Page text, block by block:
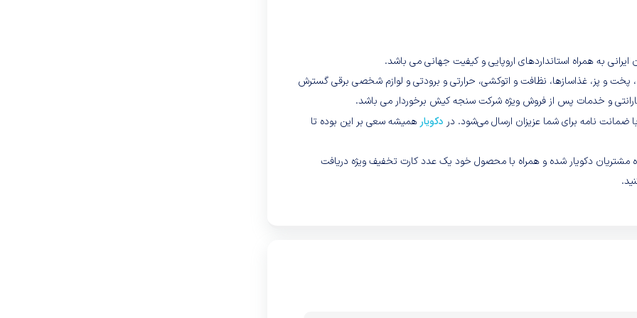
به همراه استانداردهاى اروپايى و كيفيت جهانى مى باشد.
پخت و پز، غذاسازها، نظافت و اتوكشى، حرارتى و برودتى و لوازم شخصى برقى گسترش
ضمانت نامه برای شما عزیزان ارسال می‌شود. در دکویار همیشه سعی بر این بوده تا
مشتریان دکویار شده و همراه با محصول خود یک عدد کارت تخفیف ویژه دریافت